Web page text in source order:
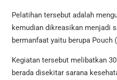
Pelatihan tersebut adalah
kemudian dikreasikan menjadi
bermanfaat yaitu berupa Pouch
Kegiatan tersebut melibatkan
berada disekitar sarana